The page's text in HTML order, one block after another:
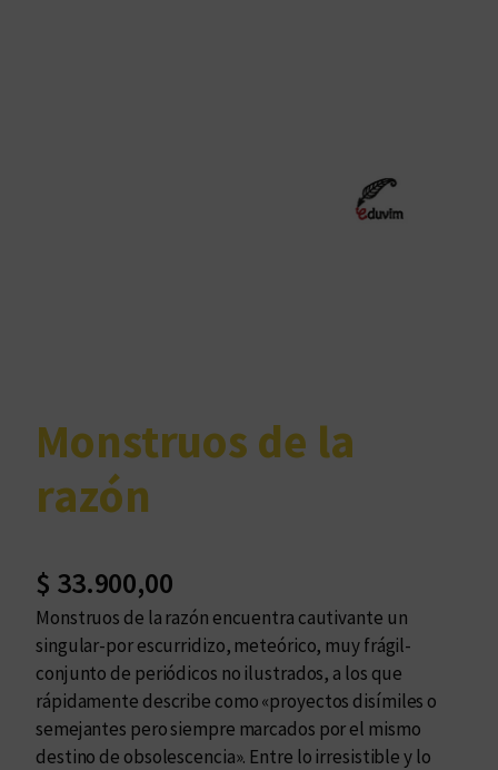
Monstruos de la
razón
$ 33.900,00
Monstruos de la razón encuentra cautivante un
singular-por escurridizo, meteórico, muy frágil-
conjunto de periódicos no ilustrados, a los que
rápidamente describe como «proyectos disímiles o
semejantes pero siempre marcados por el mismo
destino de obsolescencia». Entre lo irresistible y lo